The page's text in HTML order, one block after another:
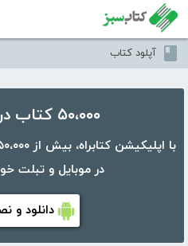
آپلود کتاب
۵۰،۰۰۰ کتاب در موبایل شما
در موبایل و تبلت
دانلود و